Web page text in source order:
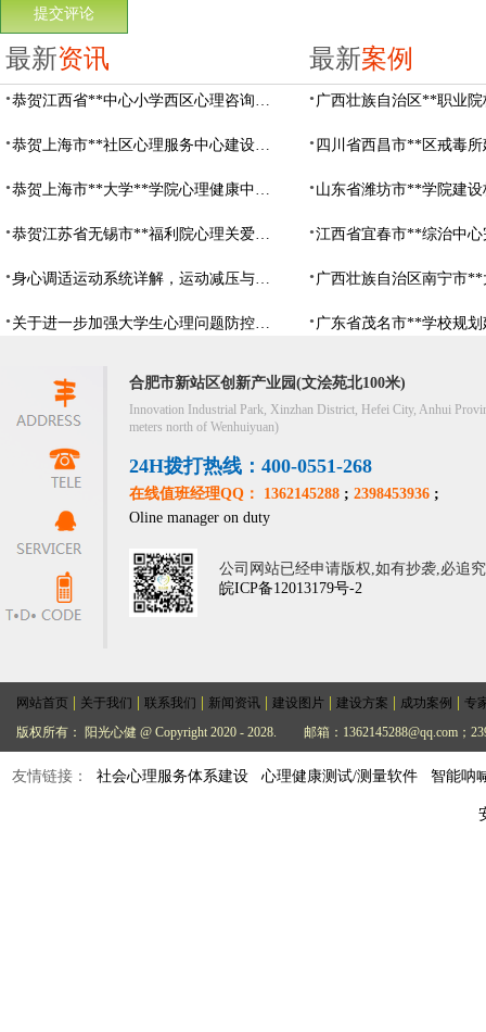
最新资讯
恭贺江西省**中心小学西区心理咨询教室设备采购项目由阳光心健代理商中标
恭贺上海市**社区心理服务中心建设项目由阳光心健代理商中标
恭贺上海市**大学**学院心理健康中心建设项目由阳光心健代理商中标
恭贺江苏省无锡市**福利院心理关爱中心建设项目由阳光心健代理商中标
身心调适运动系统详解，运动减压与心理调适全指南
关于进一步加强大学生心理问题防控，防控大学生心理危机
最新案例
合肥市新站区创新产业园(文浍苑北100米)
Innovation Industrial Park, Xinzhan District, Hefei City, Anhui
meters north of Wenhuiyuan)
24H拨打热线：400-0551-268
在线值班经理QQ： 1362145288 ; 2398453936 ;
Oline manager on duty
公司网站已经申请版权,如有抄袭,必追
皖ICP备12013179号-2
网站首页 关于我们 联系我们 新闻资讯 建设图片 建设方案 成功案例
专
版权所有： 阳光心健 @ Copyright 2020 - 2028.
邮箱：1362145288@qq.com；
友情链接： 社会心理服务体系建设 心理健康测试/测量软件 智能呐